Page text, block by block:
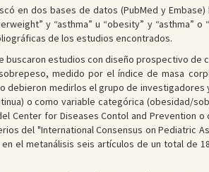
en dos bases de datos (PubMed y
y “asthma” u “obesity” y “asthma”
de los estudios encontrados.
buscaron estudios con diseño prospectivo de
medido por el índice de masa
debieron medirlos el grupo de
o como variable categórica (obesidad/
Center for Diseases Contol and Prevention
del "International Consensus on Pediatric
el metanálisis seis artículos de un total de